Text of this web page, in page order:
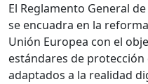
El Reglamento General
se encuadra en la
Unión Europea con el
estándares de protección
adaptados a la realidad